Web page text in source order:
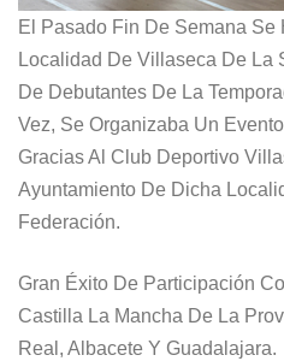
El Pasado Fin De Semana Se
Localidad De Villaseca De La
De Debutantes De La
Vez, Se Organizaba Un
Gracias Al Club Deportivo
Ayuntamiento De Dicha
Federación.
Gran Éxito De Participación
Castilla La Mancha De La
Real, Albacete Y Guadalajara.